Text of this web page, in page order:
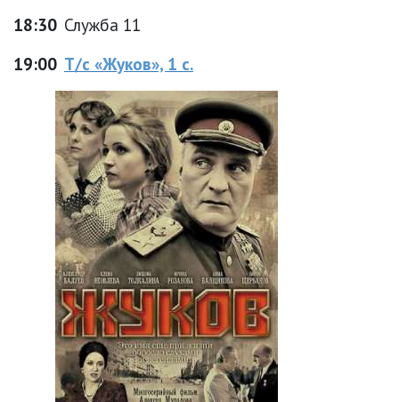
18:30 Служба 11
19:00 Т/с «Жуков», 1 с.